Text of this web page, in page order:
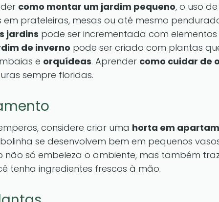
como montar um jardim pequeno, o uso
em prateleiras, mesas ou até mesmo
jardins pode ser incrementada com
de inverno pode ser criado com plantas
e orquídeas. Aprender como cuidar de
sempre floridas.
considere criar uma horta em
se desenvolvem bem em pequenos
não só embeleza o ambiente, mas também
tenha ingredientes frescos à mão.